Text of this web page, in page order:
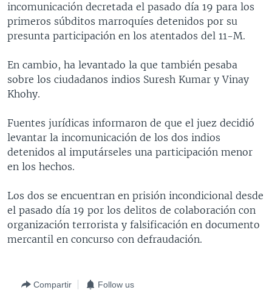
VENEZUELA
BRASIL
NICARAGUA
ECONOMÍA
ENTRETENIMIENTO Y CULTURA
TECNOLOGÍA
DEPORTES
CIENCIA Y SALUD
MULTIMEDIA
VIDEOS
FOTOGRAFÍA
AUDIOS
PROGRAMAS TV
EL MUNDO AL DÍA
FORO INTERAMERICANO
VISIÓN 360
LAS CLAVES
PANORAMA
RADIO
AVANCE INFORMATIVO
AUDIONOTICIAS
BUENOS DÍAS AMÉRICA
ESTADOS UNIDOS AL DÍA
EL MUNDO AL DÍA [RADIO]
FORO [RADIO]
DEPORTIVO INTERNACIONAL
NOTA ECONÓMICA
DIRECT
DOCUMENTALES DE LA VOA
Learning English
SÍGANOS
Idiomas
incomunicación decretada el pasado día 19 para los
primeros súbditos marroquíes detenidos por su
presunta participación en los atentados del 11-M.
En cambio, ha levantado la que también pesaba
sobre los ciudadanos indios Suresh Kumar y Vinay
Khohy.
Fuentes jurídicas informaron de que el juez decidió
levantar la incomunicación de los dos indios
detenidos al imputárseles una participación menor
en los hechos.
Los dos se encuentran en prisión incondicional desde
el pasado día 19 por los delitos de colaboración con
organización terrorista y falsificación en documento
mercantil en concurso con defraudación.
Compartir Follow us